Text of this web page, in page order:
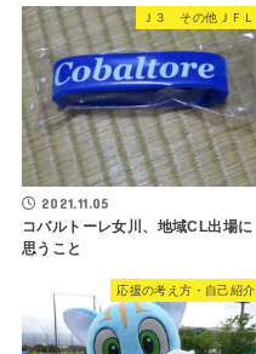
Ｊ３ その他ＪＦＬ
2021.11.05
コバルトーレ女川、地域CL出場に
思うこと
応援の考え方・自己紹介